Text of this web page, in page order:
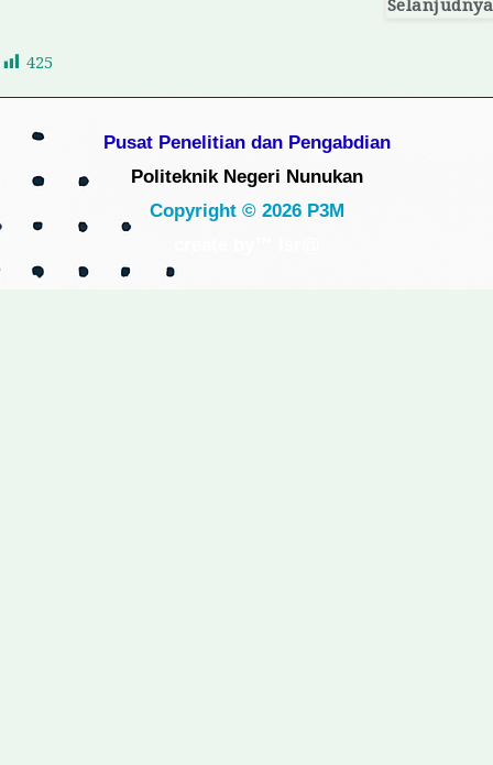
Selanjudnya
425
Pusat Penelitian dan Pengabdian
Politeknik Negeri Nunukan
Copyright © 2026 P3M